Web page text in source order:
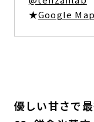
★Google Map
優しい甘さで